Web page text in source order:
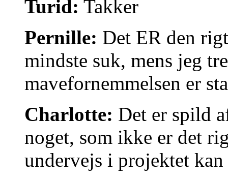
Turid: Takker
Pernille: Det ER den
mindste suk, mens jeg
mavefornemmelsen er
Charlotte: Det er spild
noget, som ikke er det
undervejs i projektet